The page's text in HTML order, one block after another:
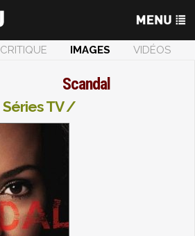
CRITIQUE IMAGES
VIDÉOS
Scandal
Séries TV /